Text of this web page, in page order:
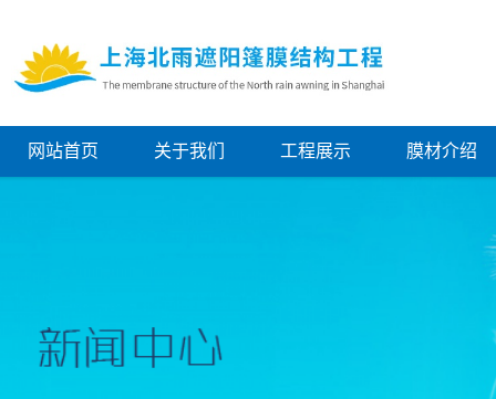
网站首页 关于我们 工程展示 膜材介绍